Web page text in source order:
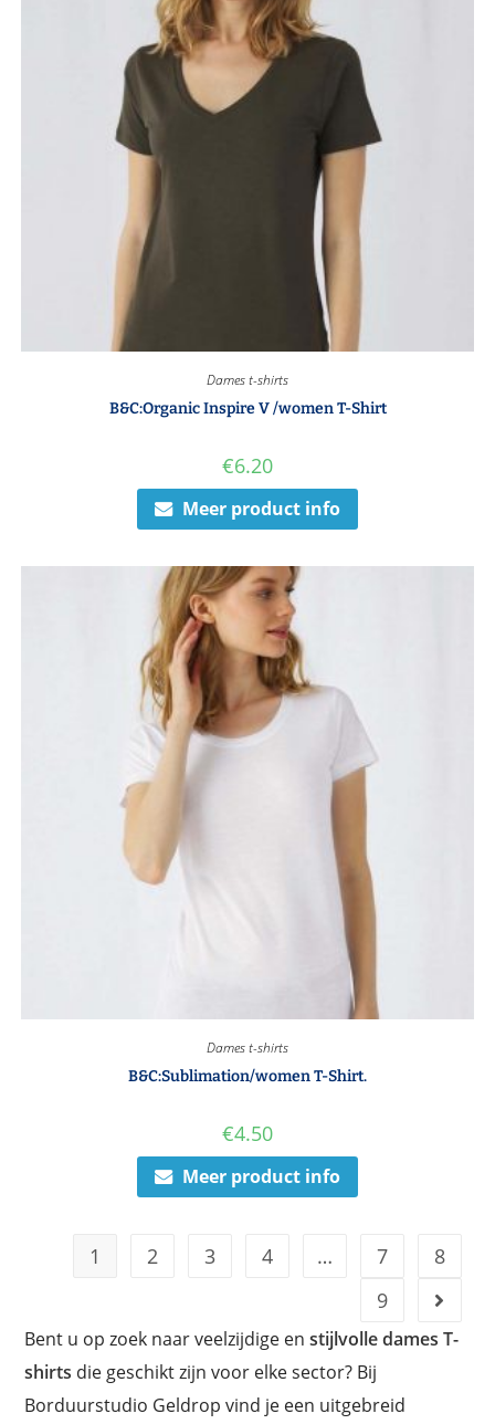
Dames t-shirts
B&C:Organic Inspire V /women T-Shirt
€6.20
Meer product info
Dames t-shirts
B&C:Sublimation/women T-Shirt.
€4.50
Meer product info
1 2 3 4 … 7
8
9
Bent u op zoek naar veelzijdige enstijlvolle dames T-
shirts die geschikt zijn voor elke sector? Bij
Borduurstudio Geldrop vind je een uitgebreid